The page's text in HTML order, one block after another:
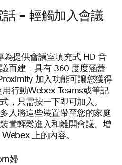
– 輕觸加入會議
為提供會議室填充式 HD 音
而建，具有 360 度度涵蓋
加入功能可讓您獲得
行動Webex Teams或筆記
，只需按一下即可加入。
人將這些裝置帶至您的家庭
置輕鬆進入和離開會議、增
上的內容。